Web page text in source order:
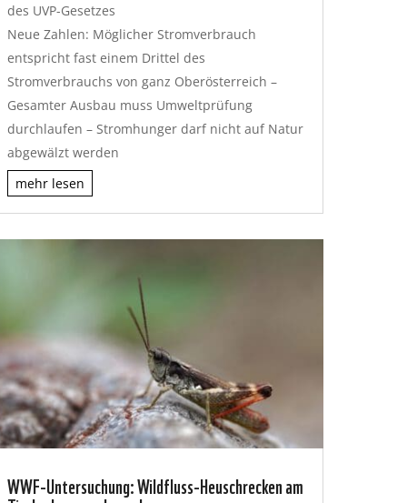
des UVP-Gesetzes
Neue Zahlen: Möglicher Stromverbrauch
entspricht fast einem Drittel des
Stromverbrauchs von ganz Oberösterreich –
Gesamter Ausbau muss Umweltprüfung
durchlaufen – Stromhunger darf nicht auf Natur
abgewälzt werden
mehr lesen
WWF-Untersuchung: Wildfluss-Heuschrecken am